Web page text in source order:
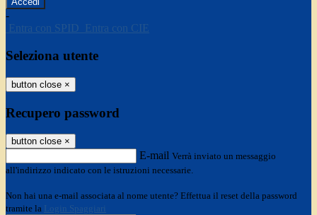
-
Entra con SPID
Entra con CIE
Seleziona utente
button close ×
Recupero password
button close ×
E-mail Verrà inviato un messaggio
all'indirizzo indicato con le istruzioni necessarie.
Non hai una e-mail associata al nome utente? Effettua il reset della password
tramite la Login Spaggiari